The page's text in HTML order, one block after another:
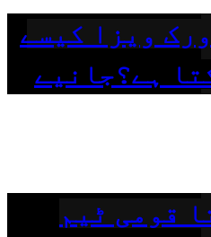
ویزا کیسے
ہے؟جانیے
قومی ٹیم